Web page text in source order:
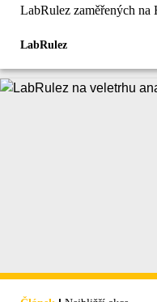
LabRulez zaměřených
LabRulez